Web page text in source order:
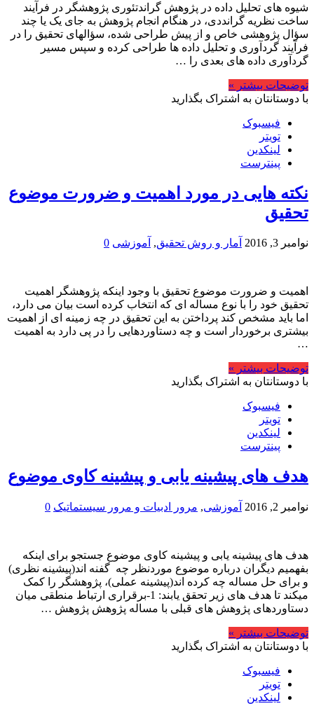
شیوه های تحلیل داده در پژوهش گراندتئوری پژوهشگر در فرآیند
ساخت نظریه گرانددی، در هنگام انجام پژوهش به جای یک یا چند
سؤال پژوهشی خاص و از پیش طراحی شده، سؤالهای تحقیق را در
فرآیند گردآوری و تحلیل داده ها طراحی کرده و سپس مسیر
گردآوری داده های بعدی را …
توضیحات بیشتر »
با دوستانتان به اشتراک بگذارید
فیسبوک
تویتر
لینکدین
پینترست
نکته هایی در مورد اهمیت و ضرورت موضوع
تحقیق
نوامبر 3, 2016 آمار و روش تحقیق, آموزشی 0
اهمیت و ضرورت موضوع تحقیق با وجود اینکه پژوهشگر اهمیت
تحقیق خود را با نوع مساله ای که انتخاب کرده است بیان می دارد،
اما باید مشخص کند پرداختن به این تحقیق در چه زمینه ای از اهمیت
بیشتری برخوردار است و چه دستاوردهایی را در پی دارد به اهمیت
…
توضیحات بیشتر »
با دوستانتان به اشتراک بگذارید
فیسبوک
تویتر
لینکدین
پینترست
هدف های پیشینه یابی و پیشینه کاوی موضوع
نوامبر 2, 2016 آموزشی, مرور ادبیات و مرور سیستماتیک 0
هدف های پیشینه یابی و پیشینه کاوی موضوع جستجو برای اینکه
بفهمیم دیگران درباره موضوع موردنظر چه گفنه اند(پیشینه نظری)
و برای حل مساله چه کرده اند(پیشینه عملی)، پژوهشگر را کمک
میکند تا هدف های زیر تحقق یابند: 1-برقراری ارتباط منطقی میان
دستاوردهای پژوهش های قبلی با مساله پژوهش پژوهش …
توضیحات بیشتر »
با دوستانتان به اشتراک بگذارید
فیسبوک
تویتر
لینکدین